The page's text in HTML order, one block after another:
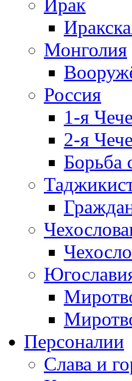
Ирак
Монголия
Россия
1-я
2-я
Борьба
Персоналии
Слава и